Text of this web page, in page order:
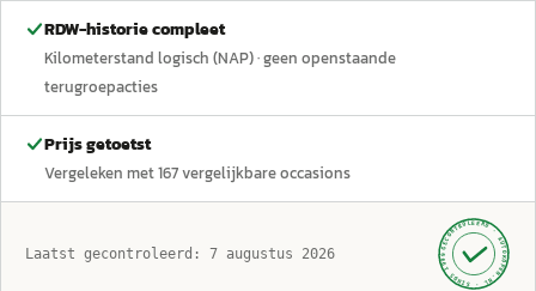
RDW-historie compleet
Kilometerstand logisch (NAP)· geen openstaande
terugroepacties
Prijs getoetst
Vergeleken met167vergelijkbare occasions
Laatst gecontroleerd: 7 augustus 2026 GECONTROLEERD ·
AUTOKOPEN.NL
· SINDS 1999 ·